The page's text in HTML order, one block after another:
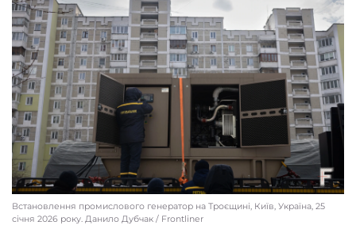
Встановлення промислового генератор на Троєщині, Київ, Україна, 25
січня 2026 року. Данило Дубчак / Frontliner